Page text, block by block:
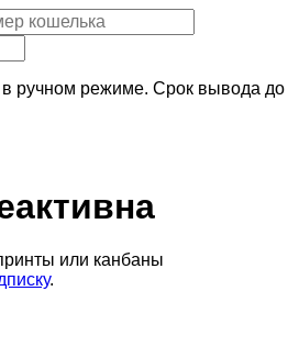
ручном режиме. Срок вывода до
или канбаны
.